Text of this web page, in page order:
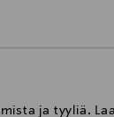
ja tyyliä.